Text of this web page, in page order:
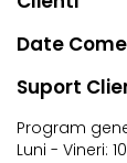
Date
Suport
Program
Luni - Vineri: